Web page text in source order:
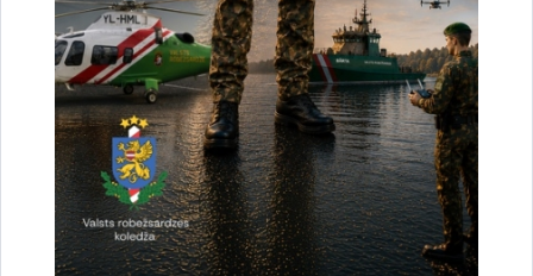
Par valsts robežas nelikumīgu šķērsošanu
aizturēts Krievijas pilsonis
01.12.2025.
Sestdien, 29. novembrī, Ludzas novadā robežsargi aizturēja vienu Krievijas
pilsoni, kurš nelikumīgi šķērsoja valsts robežu no Krievijas puses. Pārbaudot